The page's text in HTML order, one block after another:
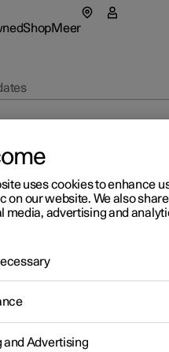
ShopMeer
Polestar 2
Polestar 3
ontdekken
aanvragen
in een nieuw
Polestar
je op de
uses cookies to enhance
on our website. We also
media, advertising and
and Advertising